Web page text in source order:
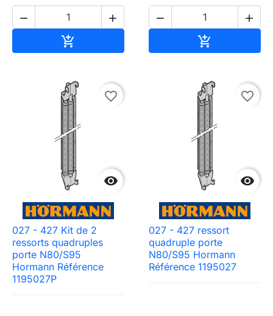
 

 


favorite_border
027 - 427 Kit de 2
ressorts quadruples
porte N80/S95
Hormann Référence
1195027P

favorite_border
027 - 427 ressort
quadruple porte
N80/S95 Hormann
Référence 1195027
Need-door